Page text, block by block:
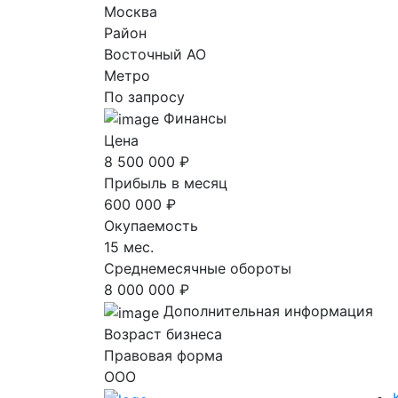
Москва
Район
Восточный AO
Метро
По запросу
Финансы
Цена
8 500 000 ₽
Прибыль в месяц
600 000 ₽
Окупаемость
15 мес.
Среднемесячные обороты
8 000 000 ₽
Дополнительная информация
Возраст бизнеса
Правовая форма
ООО